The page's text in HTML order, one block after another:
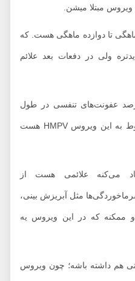
تا دوازده ماهگی هست. که
در دفعات بعد علائم
که ۱۰ تا ۱۲ درصد عفونت‌های تنفسی در طول
سالیان گذشته و این سال‌ها مربوط به این ویروس HMPV هست
علائمی هست از
مثل آبریزش بینی،
که در این ویروس یه
داشته باشه؛ چون ویروس